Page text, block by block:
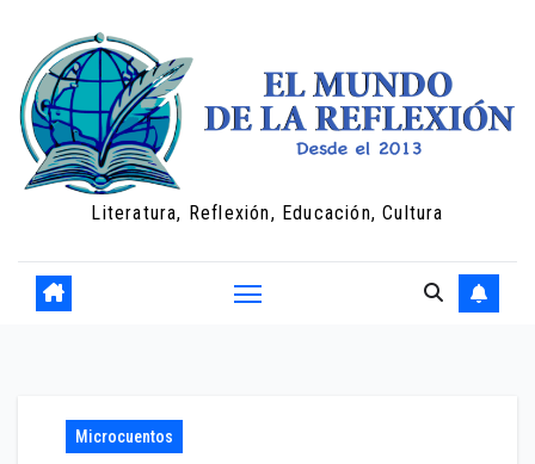
contenido
Literatura, Reflexión, Educación, Cultura
Microcuentos